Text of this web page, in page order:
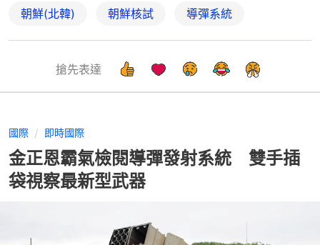
朝鮮(北韓) 朝鮮核試 導彈系統
搶先表達
國際 即時國際
金正恩霸氣檢閱導彈發射系統 雙手插
袋視察最新型武器